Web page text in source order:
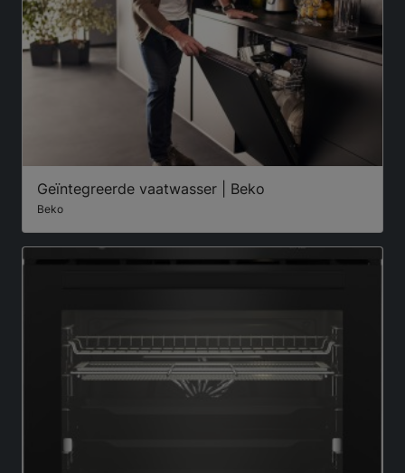
Geïntegreerde vaatwasser | Beko
Beko